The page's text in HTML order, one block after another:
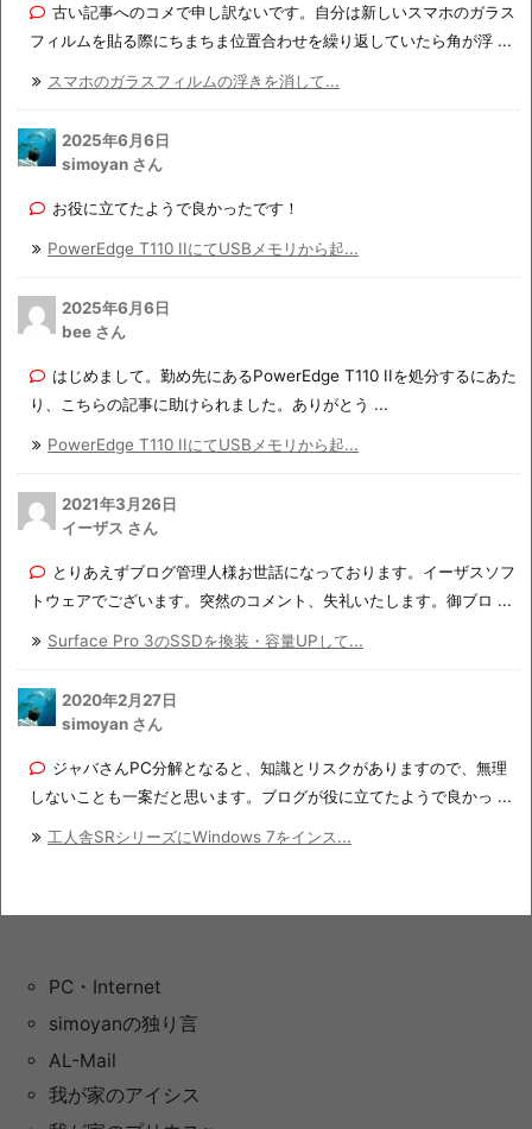
古い記事へのコメで申し訳ないです。自分は新しいスマホのガラス
フィルムを貼る際にちまちま位置合わせを繰り返していたら角が浮 ...
スマホのガラスフィルムの浮きを消して...
2025年6月6日
simoyan さん
お役に立てたようで良かったです！
PowerEdge T110 IIにてUSBメモリから起...
2025年6月6日
bee さん
はじめまして。勤め先にあるPowerEdge T110 IIを処分するにあた
り、こちらの記事に助けられました。ありがとう ...
PowerEdge T110 IIにてUSBメモリから起...
2021年3月26日
イーザス さん
とりあえずブログ管理人様お世話になっております。イーザスソフ
トウェアでございます。突然のコメント、失礼いたします。御ブロ ...
Surface Pro 3のSSDを換装・容量UPして...
2020年2月27日
simoyan さん
ジャバさんPC分解となると、知識とリスクがありますので、無理
しないことも一案だと思います。ブログが役に立てたようで良かっ ...
工人舎SRシリーズにWindows 7をインス...
PC・Internet
simoyanの独り言
AL-Mail
我が家のアイシス